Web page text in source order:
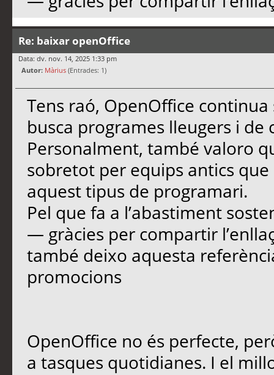
Re: baixar openOffice
Data: dv. nov. 14, 2025 1:33 pm
Autor: Màrius (Entrades: 1)
Tens raó, OpenOffice
busca programes lleugers i de
Personalment, també valoro
sobretot per equips antics
aquest tipus de programari.
Pel que fa a l’abastiment
— gràcies per compartir
també deixo aquesta
promocions
OpenOffice no és perfecte,
a tasques quotidianes. I el